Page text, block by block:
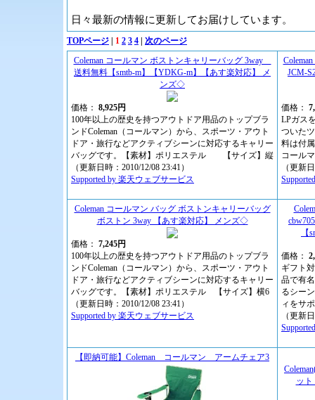
日々最新の情報に更新してお届けしています。
TOPページ 1 2 3 4
次のページ
Coleman コールマン ボストンキャリーバッグ 3way
送料無料【smtb-m】【YDKG-m】【あす楽対応】 メ
ンズ◇
価格： 8,925円
100年以上の歴史を持つアウトドア用品のトップブラ
ンドColeman（コールマン）から、スポーツ・アウト
ドア・旅行などアクティブシーンに対応するキャリー
バッグです。【素材】ポリエステル 【サイズ】縦
（更新日時：2010/12/08 23:41）
Supported by 楽天ウェブサービス
JCM-
価格：
LPガス
ついた
料は付
コール
（更新
Coleman コールマン バッグ ボストンキャリーバッグ
ボストン 3way 【あす楽対応】 メンズ◇
価格： 7,245円
100年以上の歴史を持つアウトドア用品のトップブラ
ンドColeman（コールマン）から、スポーツ・アウト
ドア・旅行などアクティブシーンに対応するキャリー
バッグです。【素材】ポリエステル 【サイズ】横6
（更新日時：2010/12/08 23:41）
Supported by 楽天ウェブサービス
価格：
ギフト
品で有
るシー
ィをサ
（更新
【即納可能】Coleman コールマン アームチェア3
ッ